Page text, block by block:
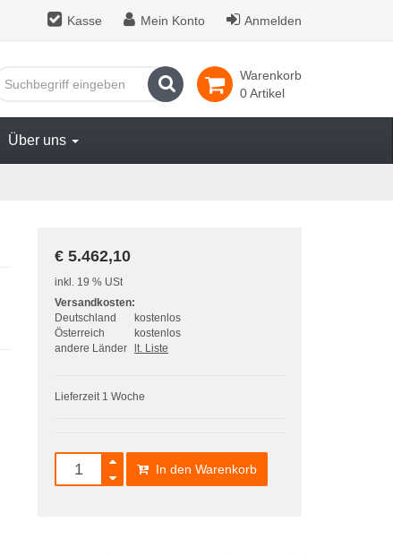
Kasse Mein Konto Anmelden
Warenkorb
0 Artikel
Suchen
Über uns
€ 5.462,10
inkl. 19 % USt
Versandkosten:
Deutschland
Österreich
andere Länder
kostenlos
kostenlos
lt. Liste
Lieferzeit 1 Woche
In den Warenkorb